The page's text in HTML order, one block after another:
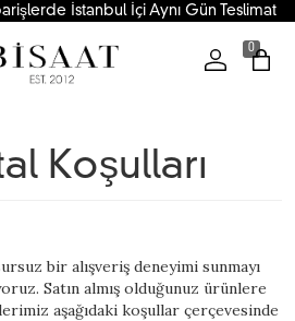
İstanbul İçi Aynı Gün Teslimat
0
Koşulları
bir alışveriş deneyimi sunmayı
Satın almış olduğunuz ürünlere
aşağıdaki koşullar çerçevesinde